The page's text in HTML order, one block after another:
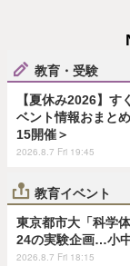
教育・受験
【夏休み2026】す
ベント情報おまと
15開催＞
2026.8.7 Fri 19:45
教育イベント
東京都市大「科学体
24の実験企画…小
2026.8.7 Fri 18:15